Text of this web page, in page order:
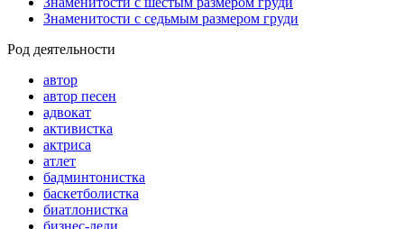
Знаменитости с седьмым размером груди
Род деятельности
автор
автор песен
адвокат
активистка
актриса
атлет
бадминтонистка
баскетболистка
биатлонистка
бизнес-леди